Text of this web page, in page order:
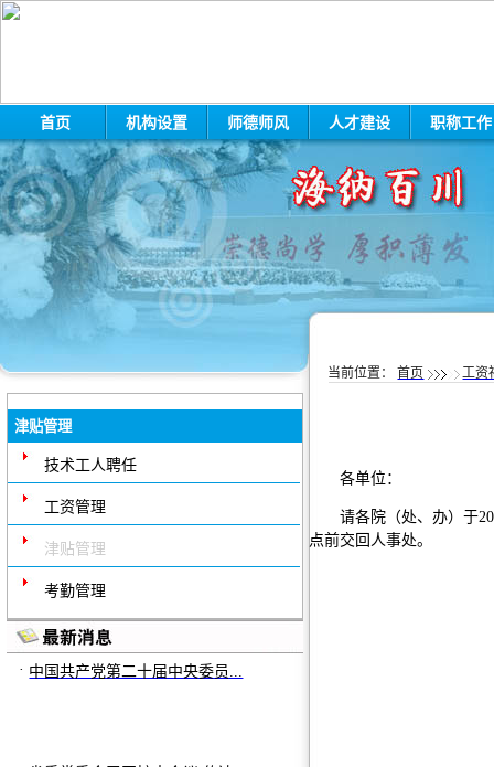
首页 机构设置 师德师风 人才建设 职称工
当前位置：首页 工资
津贴管理
技术工人聘任
工资管理
津贴管理
考勤管理
· 教育部党组召开扩大会议 传达...
·
中国共产党第二十届中央委员...
省委常委会召开扩大会议 传达...
各单位：
请各院（处、办）于
点前交回人事处。